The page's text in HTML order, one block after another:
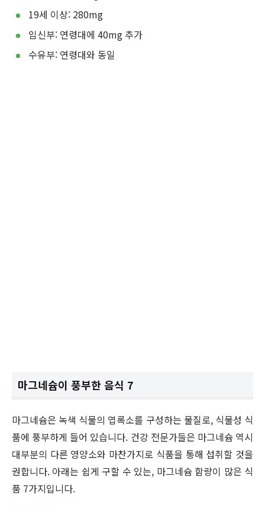
19세 이상: 280mg
임신부: 연령대에 40mg 추가
수유부: 연령대와 동일
마그네슘이 풍부한 음식 7
마그네슘은 녹색 식물의 엽록소를 구성하는 물질로, 식물성 식
품에 풍부하게 들어 있습니다. 건강 전문가들은 마그네슘 역시
대부분의 다른 영양소와 마찬가지로 식품을 통해 섭취할 것을
권합니다. 아래는 쉽게 구할 수 있는, 마그네슘 함량이 많은 식
품 7가지입니다.